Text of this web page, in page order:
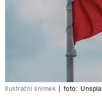
Ilustrační snímek foto: